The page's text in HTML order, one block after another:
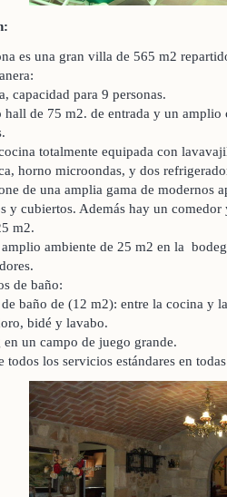
es una gran villa de 565 m2
capacidad para 9 personas.
hall de 75 m2. de entrada y un amplio
totalmente equipada con
horno microondas, y dos
de una amplia gama de modernos
y cubiertos. Además hay un
m2.
amplio ambiente de 25 m2 en la
de baño:
baño de (12 m2): entre la cocina y
bidé y lavabo.
en un campo de juego grande.
todos los servicios estándares en